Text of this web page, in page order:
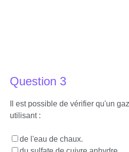
Question 3
Il est possible de vérifier qu'un
utilisant :
de l'eau de chaux.